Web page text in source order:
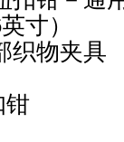
寸）
织物夹具
钳